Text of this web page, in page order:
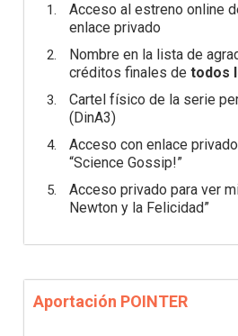
Acceso al estreno online
enlace privado
Nombre en la lista de
créditos finales de todos
Cartel físico de la serie
(DinA3)
Acceso con enlace
“Science Gossip!”
Acceso privado para ver
Newton y la Felicidad”
Aportación POINTER